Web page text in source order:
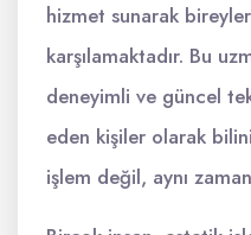
hizmet sunarak
karşılamaktadır. Bu
deneyimli ve güncel
eden kişiler olarak
işlem değil, aynı